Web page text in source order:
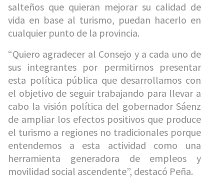
salteños que quieran mejorar su calidad de
vida en base al turismo, puedan hacerlo en
cualquier punto de la provincia.
“Quiero agradecer al Consejo y a cada uno de
sus integrantes por permitirnos presentar
esta política pública que desarrollamos con
el objetivo de seguir trabajando para llevar a
cabo la visión política del gobernador Sáenz
de ampliar los efectos positivos que produce
el turismo a regiones no tradicionales porque
entendemos a esta actividad como una
herramienta generadora de empleos y
movilidad social ascendente”, destacó Peña.